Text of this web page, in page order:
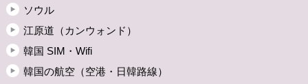
ソウル
江原道（カンウォンド）
韓国 SIM・Wifi
韓国の航空（空港・日韓路線）